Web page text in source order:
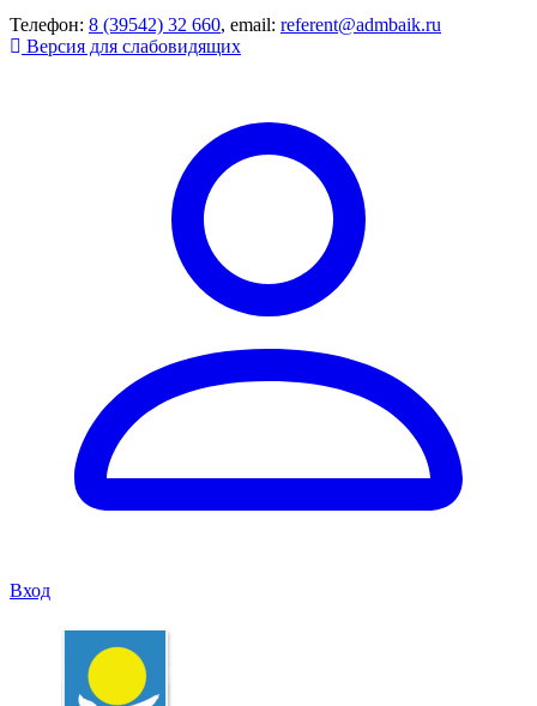
Телефон: 8 (39542) 32 660, email: referent@admbaik.ru
Версия для слабовидящих
Вход